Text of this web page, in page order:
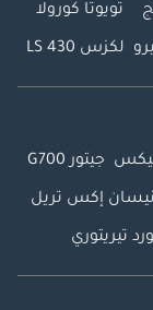
تويوتا كورولا
لكزس LS 430
جيتور G700
نيسان إكس تريل
تيريتوري